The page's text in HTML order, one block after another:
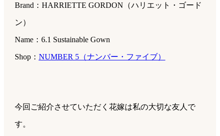
Brand：HARRIETTE GORDON（ハリエット・ゴード
ン）
Name：6.1 Sustainable Gown
Shop： NUMBER 5（ナンバー・ファイブ）
今回ご紹介させていただく花嫁は私の大切な友人で
す。